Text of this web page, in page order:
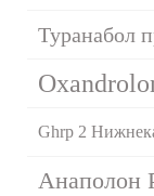
Туранабол
Ghrp 2
Анаполон